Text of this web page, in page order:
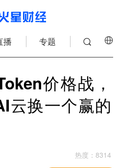
播 专题
价格战，
云换一个赢的
热度 ：8314